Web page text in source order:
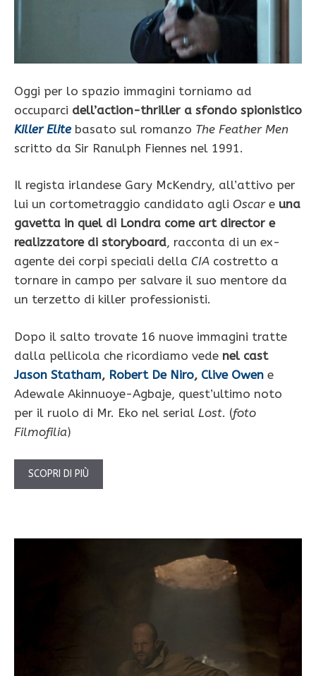
Oggi per lo spazio immagini torniamo ad
occuparci dell’action-thriller a sfondo spionistico
Killer Elitebasato sul romanzo The Feather Men
scritto da Sir Ranulph Fiennes nel 1991.
Il regista irlandese Gary McKendry, all’attivo per
lui un cortometraggio candidato agli Oscare una
gavetta in quel di Londra come art director e
realizzatore di storyboard, racconta di un ex-
agente dei corpi speciali della CIA costretto a
tornare in campo per salvare il suo mentore da
un terzetto di killer professionisti.
Dopo il salto trovate 16 nuove immagini tratte
dalla pellicola che ricordiamo vede nel cast
Jason Statham, Robert De Niro, Clive Owen e
Adewale Akinnuoye-Agbaje, quest’ultimo noto
per il ruolo di Mr. Eko nel serial Lost. (foto
Filmofilia)
SCOPRI DI PIÙ